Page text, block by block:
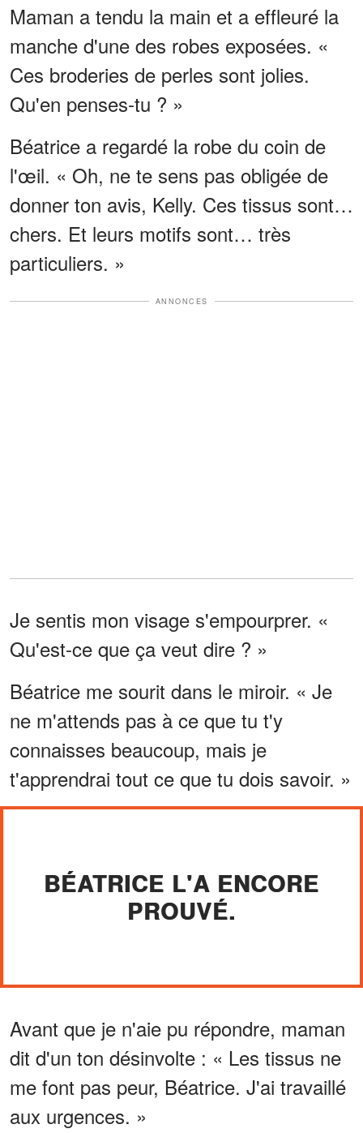
Maman a tendu la main et a effleuré la
manche d'une des robes exposées. «
Ces broderies de perles sont jolies.
Qu'en penses-tu ? »
Béatrice a regardé la robe du coin de
l'œil. « Oh, ne te sens pas obligée de
donner ton avis, Kelly. Ces tissus sont…
chers. Et leurs motifs sont… très
particuliers. »
ANNONCES
Je sentis mon visage s'empourprer. «
Qu'est-ce que ça veut dire ? »
Béatrice me sourit dans le miroir. « Je
ne m'attends pas à ce que tu t'y
connaisses beaucoup, mais je
t'apprendrai tout ce que tu dois savoir. »
BÉATRICE L'A ENCORE
PROUVÉ.
Avant que je n'aie pu répondre, maman
dit d'un ton désinvolte : « Les tissus ne
me font pas peur, Béatrice. J'ai travaillé
aux urgences. »